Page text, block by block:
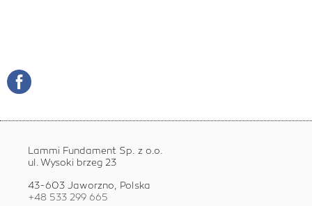
Lammi Fundament Sp. z o.o.
ul. Wysoki brzeg 23
43-603 Jaworzno, Polska
+48 533 299 665